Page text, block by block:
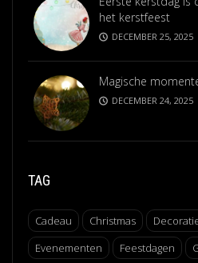
het kerstfeest
DECEMBER 25, 2025
Magische
DECEMBER 24, 2025
TAG
Cadeau Christmas
Evenementen
Feestdagen